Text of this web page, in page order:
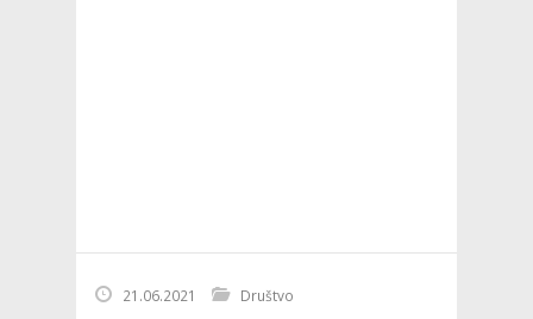
21.06.2021 Društvo